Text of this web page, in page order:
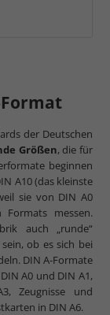
der Deutschen
Größen, die für
beginnen
A10 (das kleinste
sie von DIN A0
messen.
auch „runde“
ob es sich bei
DIN A-Formate
A0 und DIN A1,
Zeugnisse und
in DIN A6.